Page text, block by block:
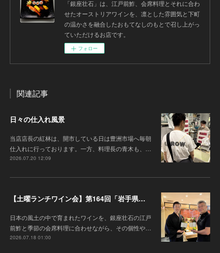
「銀座壮石」は、江戸前鮓、会席料理とそれに合わ
せたオーストリアワインを、凛とした雰囲気と下町
の温かさを融合したおもてなしのもとで召し上がっ
ていただけるお店です。
フォロー
関連記事
日々の仕入れ風景
当店店長の紅林は、開市している日は豊洲市場へ毎朝
仕入れに行っております。一方、料理長の青木も、…
2026.07.20 12:09
【土曜ランチワイン会】第164回「岩手県『高橋葡萄園』のワインと江戸前鮓」
日本の風土の中で育まれたワインを、銀座壮石の江戸
前鮓と季節の会席料理に合わせながら、その個性や…
2026.07.18 01:00